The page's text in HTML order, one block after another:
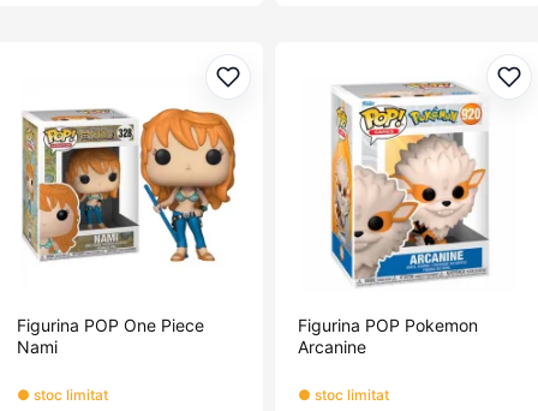
Adaugă la favorite
Figurina POP One Piece
Nami
● stoc limitat
Figurina POP Pokemon
Arcanine
● stoc limitat